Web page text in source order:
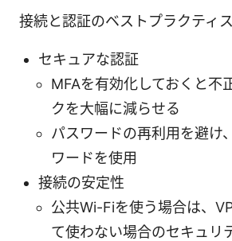
接続と認証のベストプラクティス
セキュアな認証
MFAを有効化しておくと不
クを大幅に減らせる
パスワードの再利用を避け
ワードを使用
接続の安定性
公共Wi-Fiを使う場合は、
て使わない場合のセキュリ